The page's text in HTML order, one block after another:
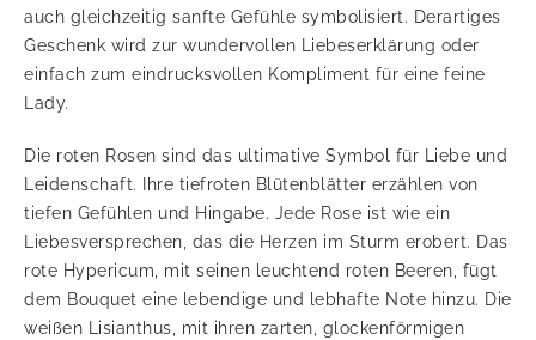
auch gleichzeitig sanfte Gefühle symbolisiert. Derartiges
Geschenk wird zur wundervollen Liebeserklärung oder
einfach zum eindrucksvollen Kompliment für eine feine
Lady.
Die roten Rosen sind das ultimative Symbol für Liebe und
Leidenschaft. Ihre tiefroten Blütenblätter erzählen von
tiefen Gefühlen und Hingabe. Jede Rose ist wie ein
Liebesversprechen, das die Herzen im Sturm erobert. Das
rote Hypericum, mit seinen leuchtend roten Beeren, fügt
dem Bouquet eine lebendige und lebhafte Note hinzu. Die
weißen Lisianthus, mit ihren zarten, glockenförmigen